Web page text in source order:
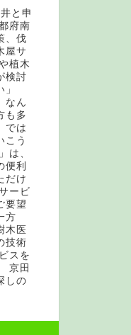
と申
府南
、伐
屋サ
植木
検討
なん
も多
では
こう
は、
便利
だけ
ービ
要望
方
木医
技術
スを
京田
しの